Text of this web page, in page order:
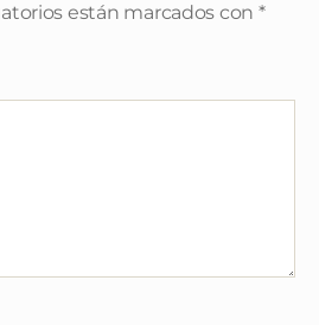
están marcados con *